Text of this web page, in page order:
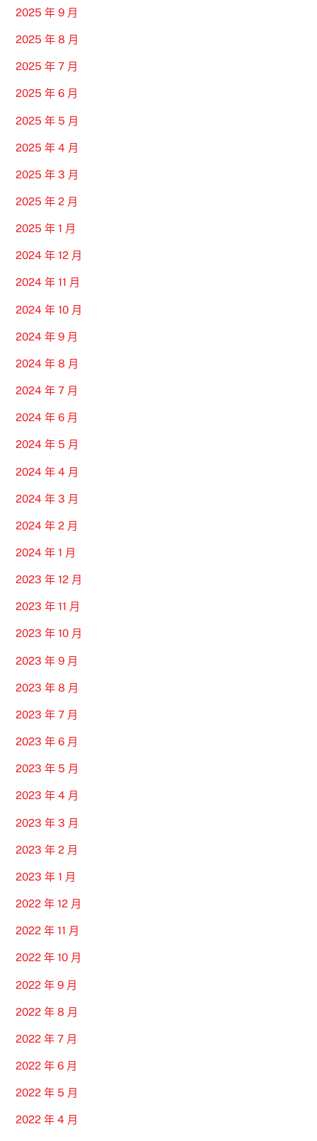
2025 年 9 月
2025 年 8 月
2025 年 7 月
2025 年 6 月
2025 年 5 月
2025 年 4 月
2025 年 3 月
2025 年 2 月
2025 年 1 月
2024 年 12 月
2024 年 11 月
2024 年 10 月
2024 年 9 月
2024 年 8 月
2024 年 7 月
2024 年 6 月
2024 年 5 月
2024 年 4 月
2024 年 3 月
2024 年 2 月
2024 年 1 月
2023 年 12 月
2023 年 11 月
2023 年 10 月
2023 年 9 月
2023 年 8 月
2023 年 7 月
2023 年 6 月
2023 年 5 月
2023 年 4 月
2023 年 3 月
2023 年 2 月
2023 年 1 月
2022 年 12 月
2022 年 11 月
2022 年 10 月
2022 年 9 月
2022 年 8 月
2022 年 7 月
2022 年 6 月
2022 年 5 月
2022 年 4 月